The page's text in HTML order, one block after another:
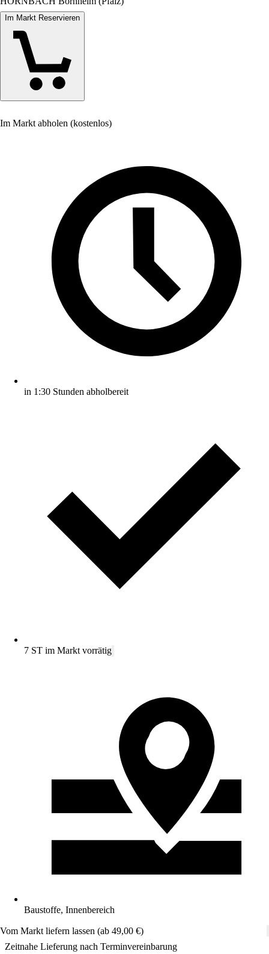
Im Markt Reservieren
Im Markt abholen (kostenlos)
in 1:30 Stunden abholbereit
7 ST im Markt vorrätig
Baustoffe, Innenbereich
Vom Markt liefern lassen (ab 49,00 €)
Zeitnahe Lieferung nach Terminvereinbarung